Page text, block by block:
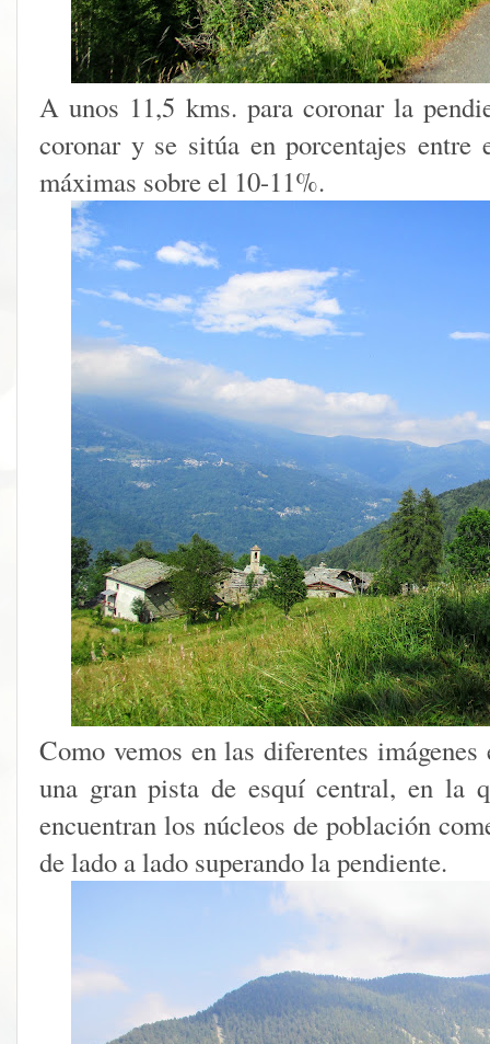
A unos 11,5 kms. para coronar la
coronar y se sitúa en porcentajes
máximas sobre el 10-11%.
Como vemos en las diferentes
una gran pista de esquí central, en la
encuentran los núcleos de población
de lado a lado superando la pendiente.